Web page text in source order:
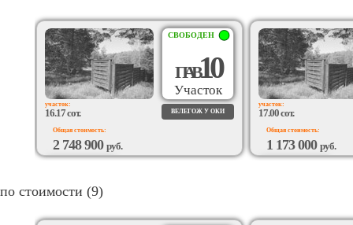
СВОБОДЕН
ПАВ10
Участок
участок:
16.17 сот. ВЕЛЕГОЖ У ОКИ
Общая стоимость:
2 748 900 руб.
ВОЗМОЖЕН
участок:
17.00 сот.
Общая стоимость:
1 173 000 руб.
ВОЗМОЖЕН
по стоимости (9)